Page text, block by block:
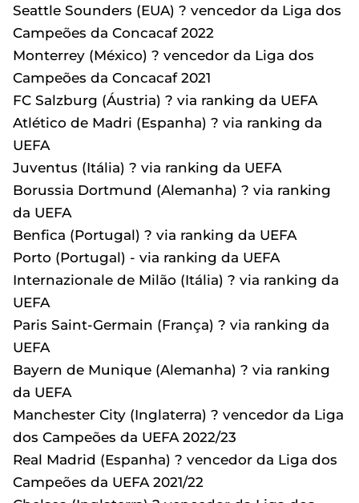
Seattle Sounders (EUA) ? vencedor da Liga dos
Campeões da Concacaf 2022
Monterrey (México) ? vencedor da Liga dos
Campeões da Concacaf 2021
FC Salzburg (Áustria) ? via ranking da UEFA
Atlético de Madri (Espanha) ? via ranking da
UEFA
Juventus (Itália) ? via ranking da UEFA
Borussia Dortmund (Alemanha) ? via ranking
da UEFA
Benfica (Portugal) ? via ranking da UEFA
Porto (Portugal) - via ranking da UEFA
Internazionale de Milão (Itália) ? via ranking da
UEFA
Paris Saint-Germain (França) ? via ranking da
UEFA
Bayern de Munique (Alemanha) ? via ranking
da UEFA
Manchester City (Inglaterra) ? vencedor da Liga
dos Campeões da UEFA 2022/23
Real Madrid (Espanha) ? vencedor da Liga dos
Campeões da UEFA 2021/22